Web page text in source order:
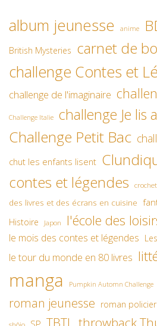
album jeunesse anime
British Mysteries carnet de
challenge Contes et
challenge de l'imaginaire
Challenge Italie challenge Je lis
Challenge Petit Bac
chut les enfants lisent
contes et légendes
crochet
des livres et des écrans en cuisine
Histoire Japon l'école des
le mois des contes et légendes
le tour du monde en 80 livres
manga Pumpkin Automn Challenge
roman jeunesse roman policier
TBTL throwback